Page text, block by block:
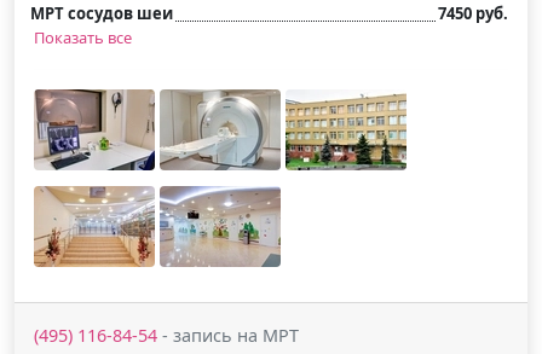
МРТ сосудов шеи
7450 руб.
Показать все
(495) 116-84-54 - запись на МРТ